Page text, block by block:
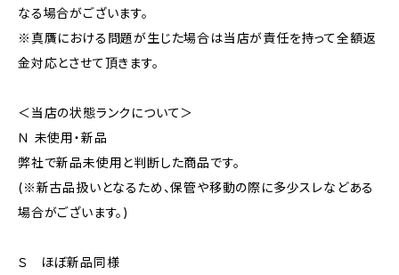
なる場合がございます。
※真贋における問題が生じた場合は当店が責任を持って全額返
金対応とさせて頂きます。
＜当店の状態ランクについて＞
Ｎ 未使用・新品
弊社で新品未使用と判断した商品です。
(※新古品扱いとなるため、保管や移動の際に多少スレなどある
場合がございます。)
Ｓ ほぼ新品同様